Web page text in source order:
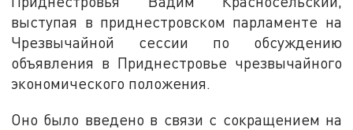
выступая в приднестровском парламенте на
Чрезвычайной сессии по обсуждению
объявления в Приднестровье чрезвычайного
экономического положения.
Оно было введено в связи с сокращением на